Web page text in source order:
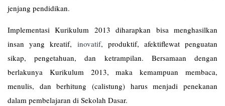
jenjang pendidikan.
Implementasi Kurikulum 2013 diharapkan bisa menghasilkan
insan yang kreatif, inovatif, produktif, afektiflewat penguatan
sikap, pengetahuan, dan ketrampilan. Bersamaan dengan
berlakunya Kurikulum 2013, maka kemampuan membaca,
menulis, dan berhitung (calistung) harus menjadi penekanan
dalam pembelajaran di Sekolah Dasar.